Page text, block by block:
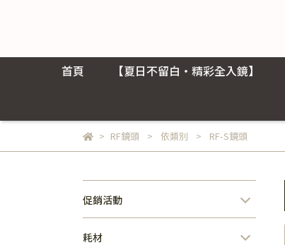
首頁 【夏日不留白・精彩全入鏡】
RF鏡頭 依類別 RF-S鏡頭
促銷活動
耗材